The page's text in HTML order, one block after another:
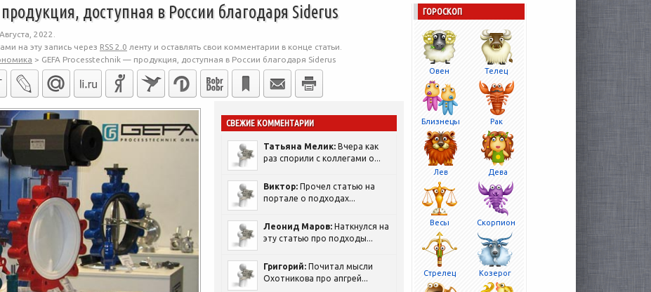
доступная в России благодаря Siderus
2022.
на эту запись через RSS 2.0 ленту и оставлять свои комментарии в конце статьи.
> GEFA Processtechnik — продукция, доступная в России благодаря Siderus
СВЕЖИЕ КОММЕНТАРИИ
Татьяна Мелик: Вчера как
раз спорили с коллегами о...
Виктор: Прочел статью на
портале о подходах...
Леонид Маров: Наткнулся на
эту статью про подходы...
Григорий: Почитал мысли
Охотникова про апгрей...
ГОРОСКОП
Овен Телец
Близнецы Рак
Лев Дева
Весы Скорпион
Стрелец Козерог